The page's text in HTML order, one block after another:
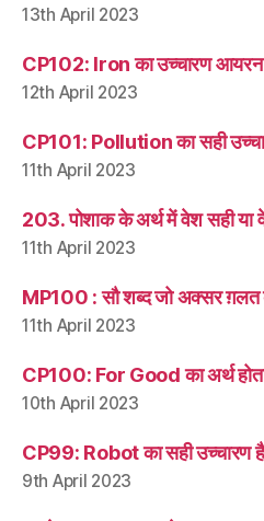
13th April 2023
CP102: Iron का उच्चारण
12th April 2023
CP101: Pollution का सही
11th April 2023
203. पोशाक के अर्थ में वेश सही या
11th April 2023
MP100 : सौ शब्द जो अक्सर ग़लत
11th April 2023
CP100: For Good का अर्थ होता
10th April 2023
CP99: Robot का सही उच्चारण है
9th April 2023